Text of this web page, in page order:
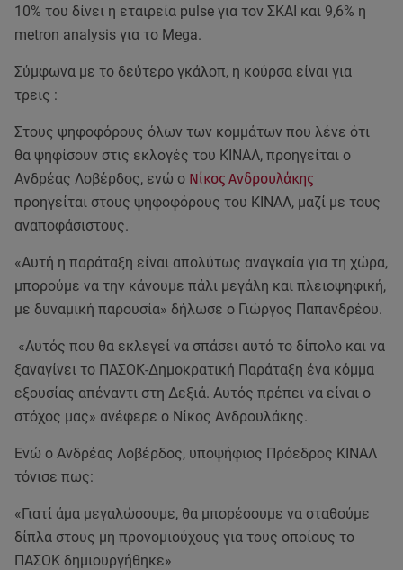
10% του δίνει η εταιρεία pulse για τον ΣΚΑΙ και 9,6% η
metron analysis για το Mega.
Σύμφωνα με το δεύτερο γκάλοπ, η κούρσα είναι για
τρεις :
Στους ψηφοφόρους όλων των κομμάτων που λένε ότι
θα ψηφίσουν στις εκλογές του ΚΙΝΑΛ, προηγείται ο
Ανδρέας Λοβέρδος, ενώ ο Νίκος Ανδρουλάκης
προηγείται στους ψηφοφόρους του ΚΙΝΑΛ, μαζί με τους
αναποφάσιστους.
«Αυτή η παράταξη είναι απολύτως αναγκαία για τη χώρα,
μπορούμε να την κάνουμε πάλι μεγάλη και πλειοψηφική,
με δυναμική παρουσία» δήλωσε ο Γιώργος Παπανδρέου.
«Αυτός που θα εκλεγεί να σπάσει αυτό το δίπολο και να
ξαναγίνει το ΠΑΣΟΚ-Δημοκρατική Παράταξη ένα κόμμα
εξουσίας απέναντι στη Δεξιά. Αυτός πρέπει να είναι ο
στόχος μας» ανέφερε ο Νίκος Ανδρουλάκης.
Ενώ ο Ανδρέας Λοβέρδος, υποψήφιος Πρόεδρος ΚΙΝΑΛ
τόνισε πως:
«Γιατί άμα μεγαλώσουμε, θα μπορέσουμε να σταθούμε
δίπλα στους μη προνομιούχους για τους οποίους το
ΠΑΣΟΚ δημιουργήθηκε»